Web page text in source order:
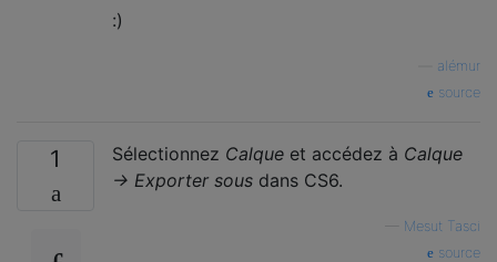
:)
alémur
source
1 Sélectionnez Calque et accédez à Calque
→ Exporter sous dans CS6.
Mesut Tasci
source